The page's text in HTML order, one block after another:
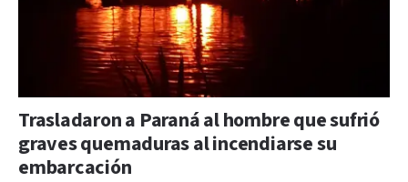
Trasladaron a Paraná al hombre que sufrió
graves quemaduras al incendiarse su
embarcación